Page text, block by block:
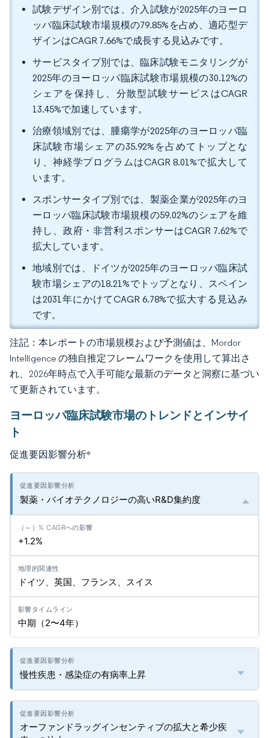
試験デザイン別では、介入試験が2025年のヨーロ
ッパ臨床試験市場規模の79.85%を占め、適応型デ
ザインはCAGR 7.66%で成長する見込みです。
サービスタイプ別では、臨床試験モニタリングが
2025年のヨーロッパ臨床試験市場規模の30.12%の
シェアを保持し、分散型試験サービスはCAGR
13.45%で加速しています。
治療領域別では、腫瘍学が2025年のヨーロッパ臨
床試験市場シェアの35.92%を占めてトップとな
り、神経学プログラムはCAGR 8.01%で拡大して
います。
スポンサータイプ別では、製薬企業が2025年のヨ
ーロッパ臨床試験市場規模の59.02%のシェアを維
持し、政府・非営利スポンサーはCAGR 7.62%で
拡大しています。
地域別では、ドイツが2025年のヨーロッパ臨床試
験市場シェアの18.21%でトップとなり、スペイン
は2031年にかけてCAGR 6.78%で拡大する見込み
です。
注記：本レポートの市場規模および予測値は、Mordor
Intelligence の独自推定フレームワークを使用して算出さ
れ、2026年時点で入手可能な最新のデータと洞察に基づい
て更新されています。
ヨーロッパ臨床試験市場のトレンドとインサイ
ト
促進要因影響分析*
製薬・バイオテクノロジーの高いR&D集約度
+1.2%
ドイツ、英国、フランス、スイス
中期（2〜4年）
慢性疾患・感染症の有病率上昇
オーファンドラッグインセンティブの拡大と希少疾